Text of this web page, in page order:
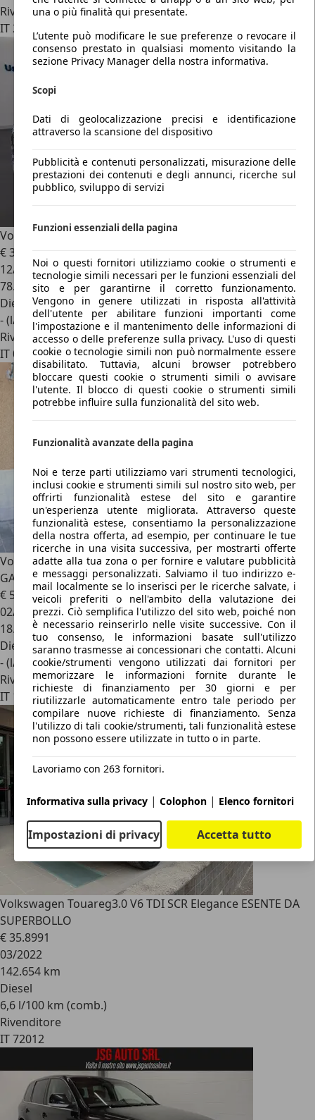
una o più finalità qui presentate.
L’utente può modificare le sue preferenze o revocare il
consenso prestato in qualsiasi momento visitando la
sezione Privacy Manager della nostra informativa.
Scopi
Dati di geolocalizzazione precisi e identificazione
attraverso la scansione del dispositivo
Pubblicità e contenuti personalizzati, misurazione delle
prestazioni dei contenuti e degli annunci, ricerche sul
pubblico, sviluppo di servizi
Funzioni essenziali della pagina
Noi o questi fornitori utilizziamo cookie o strumenti e
tecnologie simili necessari per le funzioni essenziali del
sito e per garantirne il corretto funzionamento.
Vengono in genere utilizzati in risposta all'attività
dell'utente per abilitare funzioni importanti come
l'impostazione e il mantenimento delle informazioni di
accesso o delle preferenze sulla privacy. L'uso di questi
cookie o tecnologie simili non può normalmente essere
disabilitato. Tuttavia, alcuni browser potrebbero
bloccare questi cookie o strumenti simili o avvisare
l'utente. Il blocco di questi cookie o strumenti simili
potrebbe influire sulla funzionalità del sito web.
Funzionalità avanzate della pagina
Noi e terze parti utilizziamo vari strumenti tecnologici,
inclusi cookie e strumenti simili sul nostro sito web, per
offrirti funzionalità estese del sito e garantire
un'esperienza utente migliorata. Attraverso queste
funzionalità estese, consentiamo la personalizzazione
della nostra offerta, ad esempio, per continuare le tue
ricerche in una visita successiva, per mostrarti offerte
adatte alla tua zona o per fornire e valutare pubblicità
e messaggi personalizzati. Salviamo il tuo indirizzo e-
mail localmente se lo inserisci per le ricerche salvate, i
veicoli preferiti o nell'ambito della valutazione dei
prezzi. Ciò semplifica l'utilizzo del sito web, poiché non
è necessario reinserirlo nelle visite successive. Con il
tuo consenso, le informazioni basate sull'utilizzo
saranno trasmesse ai concessionari che contatti. Alcuni
cookie/strumenti vengono utilizzati dai fornitori per
memorizzare le informazioni fornite durante le
richieste di finanziamento per 30 giorni e per
riutilizzarle automaticamente entro tale periodo per
compilare nuove richieste di finanziamento. Senza
l'utilizzo di tali cookie/strumenti, tali funzionalità estese
non possono essere utilizzate in tutto o in parte.
Lavoriamo con 263 fornitori.
Informativa sulla privacy | Colophon | Elenco fornitori
Impostazioni di privacy Accetta tutto
Rivenditore
IT 20831
Volkswagen Touareg3.0 v6 tdi advanced 231cv tiptronic
€ 34.500
12/2019
78.927 km
Diesel
- (l/100 km)
Rivenditore
IT 00178
Volkswagen Touareg3.0 V6 TDI SCR R-Line CERCHI DA 22"-
GANCIO TRAINO
€ 59.990
02/2024
18.321 km
Diesel
- (l/100 km)
Rivenditore
IT 17100
Volkswagen Touareg3.0 V6 TDI SCR Elegance ESENTE DA
SUPERBOLLO
€ 35.8991
03/2022
142.654 km
Diesel
6,6 l/100 km (comb.)
Rivenditore
IT 72012